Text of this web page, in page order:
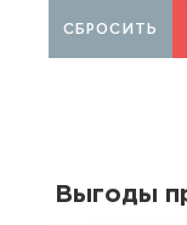
СБРОСИТЬ
Выгоды